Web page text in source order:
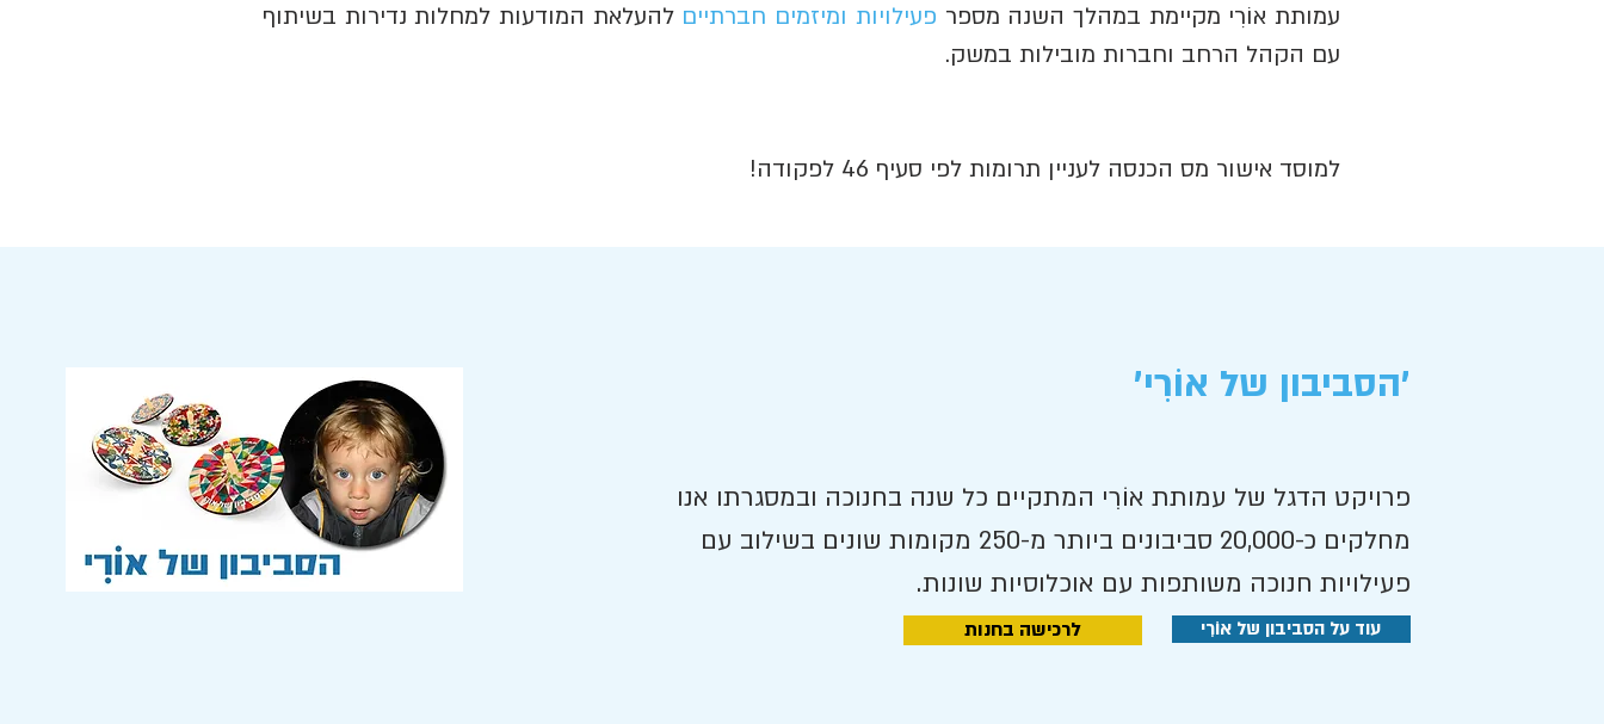
עמותת אוֹרִי מקיימת במהלך השנה מספר פעילויות ומיזמים חברתיים להעלאת המודעות למחלות נדירות בשיתוף
עם הקהל הרחב וחברות מובילות במשק.
למוסד אישור מס הכנסה לעניין תרומות לפי סעיף 46 לפקודה!
'הסביבון של אוֹרִי'
פרויקט הדגל של עמותת אוֹרִי המתקיים כל שנה בחנוכה ובמסגרתו אנו
מחלקים כ-20,000 סביבונים ביותר מ-250 מקומות שונים בשילוב עם
פעילויות חנוכה משותפות עם אוכלוסיות שונות.
עוד על הסביבון של אוֹרִי לרכישה בחנות